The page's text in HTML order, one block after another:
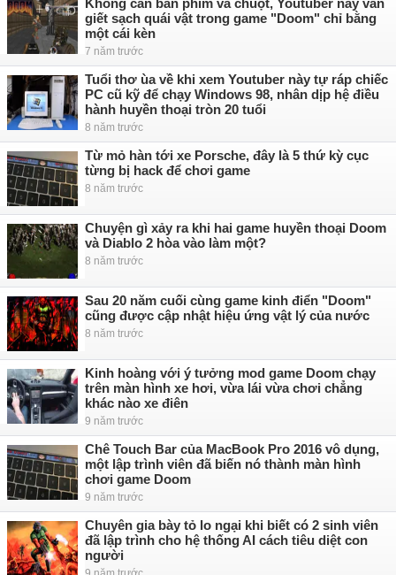
Không cần bàn phím và chuột, Youtuber này vẫn
giết sạch quái vật trong game "Doom" chỉ bằng
một cái kèn
7 năm trước
Tuổi thơ ùa về khi xem Youtuber này tự ráp chiếc
PC cũ kỹ để chạy Windows 98, nhân dịp hệ điều
hành huyền thoại tròn 20 tuổi
8 năm trước
Từ mỏ hàn tới xe Porsche, đây là 5 thứ kỳ cục
từng bị hack để chơi game
8 năm trước
Chuyện gì xảy ra khi hai game huyền thoại Doom
và Diablo 2 hòa vào làm một?
8 năm trước
Sau 20 năm cuối cùng game kinh điển "Doom"
cũng được cập nhật hiệu ứng vật lý của nước
8 năm trước
Kinh hoàng với ý tưởng mod game Doom chạy
trên màn hình xe hơi, vừa lái vừa chơi chẳng
khác nào xe điên
9 năm trước
Chê Touch Bar của MacBook Pro 2016 vô dụng,
một lập trình viên đã biến nó thành màn hình
chơi game Doom
9 năm trước
Chuyên gia bày tỏ lo ngại khi biết có 2 sinh viên
đã lập trình cho hệ thống AI cách tiêu diệt con
người